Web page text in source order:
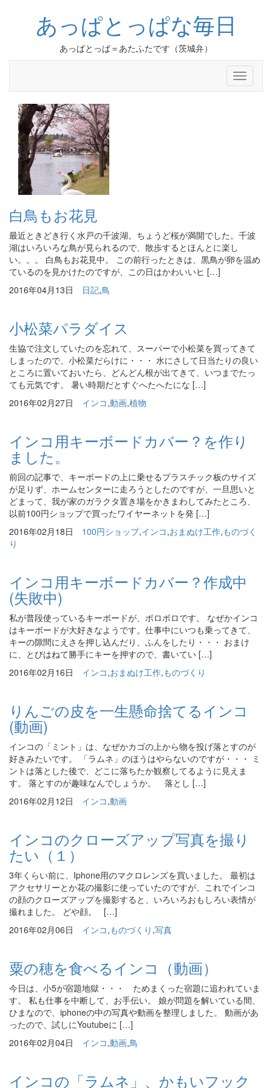
あっぱとっぱな毎日
あっぱとっぱ＝あたふたです（茨城弁）
Toggle
白鳥もお花見
最近ときどき行く水戸の千波湖。ちょうど桜が満開でした。千波
湖はいろいろな鳥が見られるので、散歩するとほんとに楽し
い。。。 白鳥もお花見中。 この前行ったときは、黒鳥が卵を温め
ているのを見かけたのですが、この日はかわいいヒ […]
2016年04月13日 日記,鳥
小松菜パラダイス
生協で注文していたのを忘れて、スーパーで小松菜を買ってきて
しまったので、小松菜だらけに・・・ 水にさして日当たりの良い
ところに置いておいたら、どんどん根が出てきて、いつまでたっ
ても元気です。 暑い時期だとすぐへたへたにな […]
2016年02月27日 インコ,動画,植物
インコ用キーボードカバー？を作り
ました。
前回の記事で、キーボードの上に乗せるプラスチック板のサイズ
が足りず、ホームセンターに走ろうとしたのですが、一旦思いと
どまって、我が家のガラクタ置き場をかきまわしてみたところ、
以前100円ショップで買ったワイヤーネットを発 […]
2016年02月18日 100円ショップ,インコ,おまぬけ工作,ものづく
り
インコ用キーボードカバー？作成中
(失敗中)
私が普段使っているキーボードが、ボロボロです。 なぜかインコ
はキーボードが大好きなようです。仕事中にいつも乗ってきて、
キーの隙間にえさを押し込んだり、ふんをしたり・・・ おまけ
に、とびはねて勝手にキーを押すので、書いてい […]
2016年02月16日 インコ,おまぬけ工作,ものづくり
りんごの皮を一生懸命捨てるインコ
(動画)
インコの「ミント」は、なぜかカゴの上から物を投げ落とすのが
好きみたいです。 「ラムネ」のほうはやらないのですが・・・ ミ
ントは落とした後で、どこに落ちたか観察してるように見えま
す。 落とすのが趣味なんでしょうか。 落とし […]
2016年02月12日 インコ,動画
インコのクローズアップ写真を撮り
たい（１）
3年くらい前に、Iphone用のマクロレンズを買いました。 最初は
アクセサリーとか花の撮影に使っていたのですが、これでインコ
の顔のクローズアップを撮影すると、いろいろおもしろい表情が
撮れました。 どや顔。 […]
2016年02月06日 インコ,ものづくり ,写真
粟の穂を食べるインコ（動画）
今日は、小5が宿題地獄・・・ ためまくった宿題に追われていま
す。 私も仕事を中断して、お手伝い。 娘が問題を解いている間、
ひまなので、iphoneの中の写真や動画を整理しました。 動画があ
ったので、試しにYoutubeに […]
2016年02月04日 インコ,動画,鳥
インコの「ラムネ」、かもいフック